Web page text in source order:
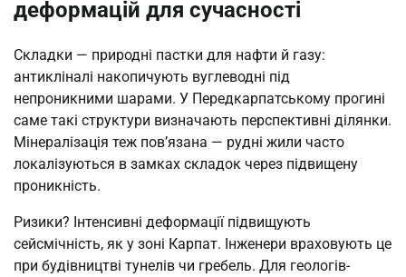
деформацій для сучасності
Складки — природні пастки для нафти й газу:
антикліналі накопичують вуглеводні під
непроникними шарами. У Передкарпатському прогині
саме такі структури визначають перспективні ділянки.
Мінералізація теж пов’язана — рудні жили часто
локалізуються в замках складок через підвищену
проникність.
Ризики? Інтенсивні деформації підвищують
сейсмічність, як у зоні Карпат. Інженери враховують це
при будівництві тунелів чи гребель. Для геологів-